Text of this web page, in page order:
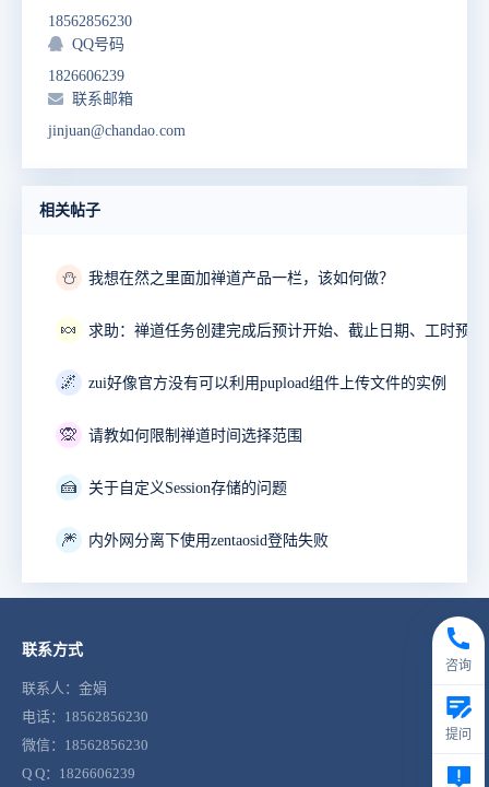
18562856230
QQ号码
1826606239
联系邮箱
jinjuan@chandao.com
相关帖子
⛄ 我想在然之里面加禅道产品一栏，该如何做？
🍬
🌌 zui好像官方没有可以利用pupload组件上传文件的实例
🙊 请教如何限制禅道时间选择范围
🍰 关于自定义Session存储的问题
🎆 内外网分离下使用zentaosid登陆失败
联系方式
联系人：金娟
电话：18562856230
微信：18562856230
Q Q：1826606239
咨询
提问